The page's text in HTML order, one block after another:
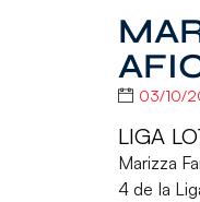
03/10/
LIGA
Marizza
4 de la